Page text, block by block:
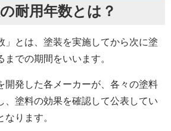
耐用年数とは？
」とは、塗装を実施してから次に塗
までの期間をいいます。
開発した各メーカーが、各々の塗料
、塗料の効果を確認して公表してい
ります。